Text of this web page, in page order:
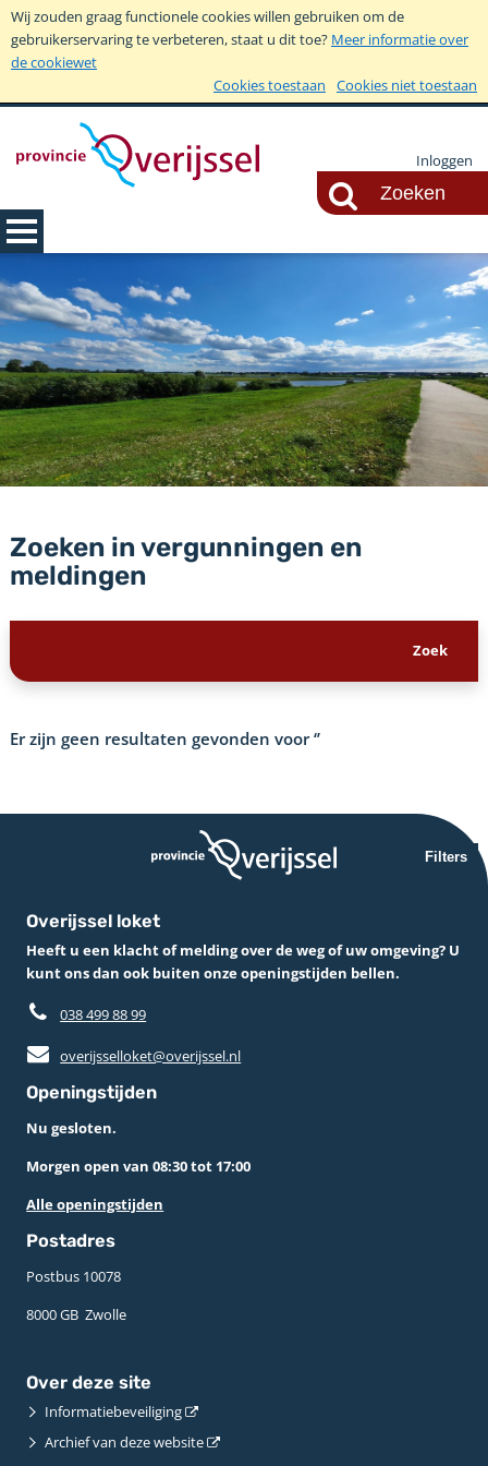
Wij zouden graag functionele cookies willen gebruiken om de
gebruikerservaring te verbeteren, staat u dit toe? Meer informatie over
de cookiewet
Cookies toestaan
Cookies niet toestaan
Inloggen
Zoeken in vergunningen en
meldingen
Er zijn geen resultaten gevonden voor‘’
Filters
Overijssel loket
Heeft u een klacht of melding over de weg of uw omgeving? U
kunt ons dan ook buiten onze openingstijden bellen.
038 499 88 99
overijsselloket@overijssel.nl
Openingstijden
Nu gesloten.
Morgen open van 08:30 tot 17:00
Alle openingstijden
Postadres
Postbus 10078 ­
8000 GB ­ Zwolle
Over deze site
Informatiebeveiliging
Archief van deze website